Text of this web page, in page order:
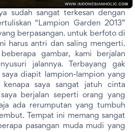
sudah sangat terkesan dengan
“Lampion Garden 2013”
berpasangan. untuk berfoto di
harus antri dan saling mengerti.
gambar, kami berjalan
jalannya. Terbayang gak
diapit lampion-lampion yang
saya sangat jatuh cinta
berjalan seperti orang yang
ada rerumputan yang tumbuh
Tempat ini memang sangat
pasangan muda mudi yang